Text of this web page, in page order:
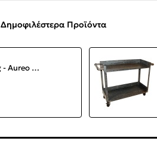
Δημοφιλέστερα Προϊόντα
RL Lighting - Aureo Φωτιστικό Οροφής LED 3000 - 6000K Λευκό Ματ ΚΩΔ.-R64371131